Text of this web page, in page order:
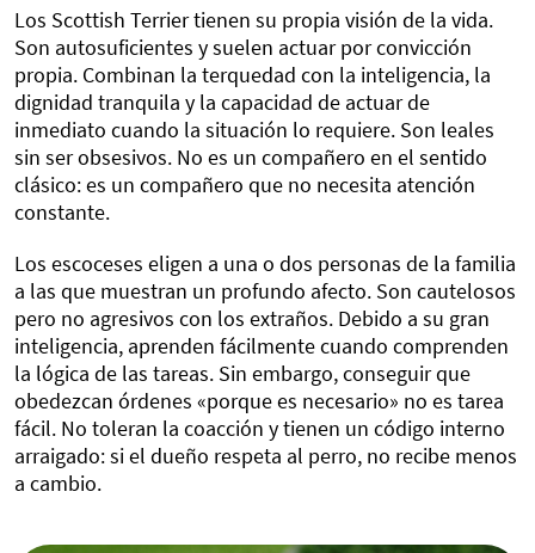
Los Scottish Terrier tienen su propia visión de la vida.
Son autosuficientes y suelen actuar por convicción
propia. Combinan la terquedad con la inteligencia, la
dignidad tranquila y la capacidad de actuar de
inmediato cuando la situación lo requiere. Son leales
sin ser obsesivos. No es un compañero en el sentido
clásico: es un compañero que no necesita atención
constante.
Los escoceses eligen a una o dos personas de la familia
a las que muestran un profundo afecto. Son cautelosos
pero no agresivos con los extraños. Debido a su gran
inteligencia, aprenden fácilmente cuando comprenden
la lógica de las tareas. Sin embargo, conseguir que
obedezcan órdenes «porque es necesario» no es tarea
fácil. No toleran la coacción y tienen un código interno
arraigado: si el dueño respeta al perro, no recibe menos
a cambio.